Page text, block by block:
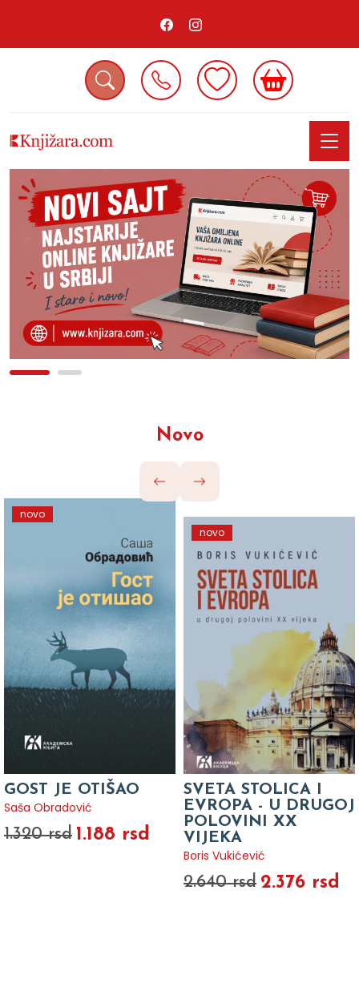
Novo
novo
GOST JE OTIŠAO
Saša Obradović
1.320 rsd 1.188 rsd
novo
SVETA STOLICA I
EVROPA - U DRUGOJ
POLOVINI XX
VIJEKA
Boris Vukićević
2.640 rsd 2.376 rsd